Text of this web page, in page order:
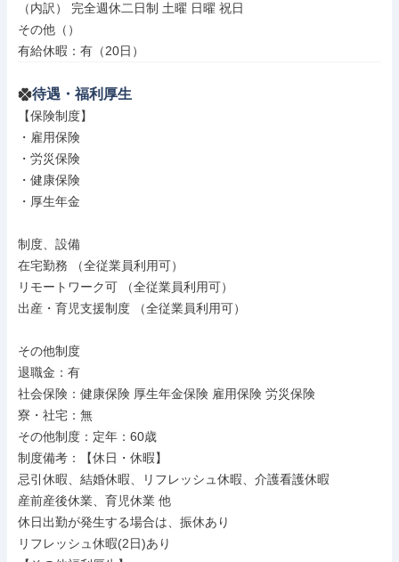
（内訳） 完全週休二日制 土曜 日曜 祝日
その他（）
有給休暇：有（20日）
待遇・福利厚生
【保険制度】
・雇用保険
・労災保険
・健康保険
・厚生年金
制度、設備
在宅勤務 （全従業員利用可）
リモートワーク可 （全従業員利用可）
出産・育児支援制度 （全従業員利用可）
その他制度
退職金：有
社会保険：健康保険 厚生年金保険 雇用保険 労災保険
寮・社宅：無
その他制度：定年：60歳
制度備考：【休日・休暇】
忌引休暇、結婚休暇、リフレッシュ休暇、介護看護休暇
産前産後休業、育児休業 他
休日出勤が発生する場合は、振休あり
リフレッシュ休暇(2日)あり